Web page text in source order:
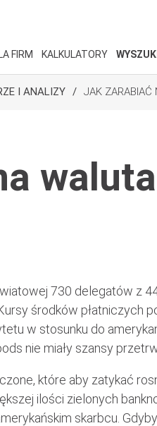
FIRM KALKULATORY
I ANALIZY JAK ZARABIAĆ
730 delegatów z
środków płatniczych
w stosunku do
nie miały szansy
które aby zatykać
ilości zielonych
skarbcu.